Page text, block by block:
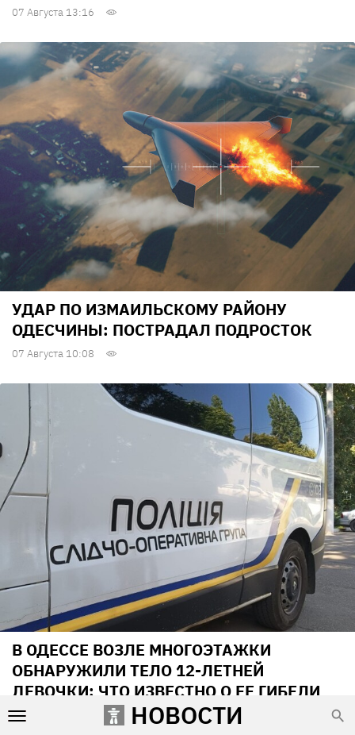
НОВОСТИ
07 Августа 13:16
УДАР ПО ИЗМАИЛЬСКОМУ РАЙОНУ
ОДЕСЧИНЫ: ПОСТРАДАЛ ПОДРОСТОК
07 Августа 10:08
В ОДЕССЕ ВОЗЛЕ МНОГОЭТАЖКИ
ОБНАРУЖИЛИ ТЕЛО 12-ЛЕТНЕЙ
ДЕВОЧКИ: ЧТО ИЗВЕСТНО О ЕЕ ГИБЕЛИ
06 Августа 17:44